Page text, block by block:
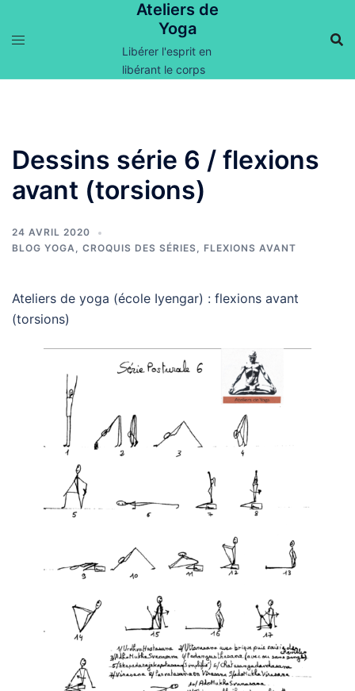
Ateliers de
Yoga
Libérer l'esprit en
libérant le corps
Dessins série 6 / flexions
avant (torsions)
24 AVRIL 2020
BLOG YOGA, CROQUIS DES SÉRIES, FLEXIONS AVANT
Ateliers de yoga (école Iyengar) : flexions avant
(torsions)